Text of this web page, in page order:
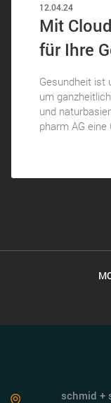
12.04.24
Mit
für Ihre
Gesundheit ist
um
und
pharm AG eine
schmid +